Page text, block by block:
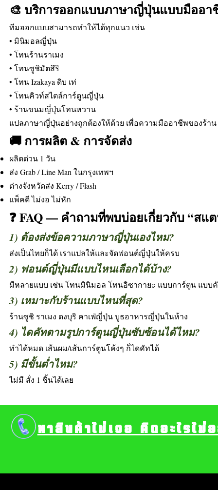
🎨 บริการออกแบบภาษาญี่ปุ่นแบบมืออา
ทีมออกแบบสามารถทำให้ได้ทุกแนว เช่น
• มินิมอลญี่ปุ่น
• โทนร้านราเมง
• โทนซูชิมัตสึริ
• โทน Izakaya ดิบ เท่
• โทนคิวท์สไตล์การ์ตูนญี่ปุ่น
• ร้านขนมญี่ปุ่นโทนหวาน
แปลภาษาญี่ปุ่นอย่างถูกต้องให้ด้วย เพื่อความมืออาชีพของร้าน
🚚 การผลิต & การจัดส่ง
ผลิตด่วน 1 วัน
ส่ง Grab / Line Man ในกรุงเทพฯ
ต่างจังหวัดส่ง Kerry / Flash
แพ็คดี ไม่งอ ไม่หัก
❓ FAQ — คำถามที่พบบ่อยเกี่ยวกับ “ส
1) ต้องส่งข้อความภาษาญี่ปุ่นเองไหม?
ส่งเป็นไทยก็ได้ เราแปลให้และจัดฟอนต์ญี่ปุ่นให้ครบ
2) ฟอนต์ญี่ปุ่นมีแบบไหนเลือกได้บ้าง?
มีหลายแบบ เช่น โทนมินิมอล โทนอิซากายะ แบบการ์ตูน แบบ
3) เหมาะกับร้านแบบไหนที่สุด?
ร้านซูชิ ราเมง ดงบุริ คาเฟ่ญี่ปุ่น บูธอาหารญี่ปุ่นในห้าง
4) ไดคัทตามรูปการ์ตูนญี่ปุ่นซับซ้อนได้ไหม?
ทำได้หมด เส้นผม/เส้นการ์ตูนโค้งๆ ก็ไดคัทได้
5) มีขั้นต่ำไหม?
ไม่มี สั่ง 1 ชิ้นได้เลย
หาสินค้าไม่เจอ คิดอะไรไ